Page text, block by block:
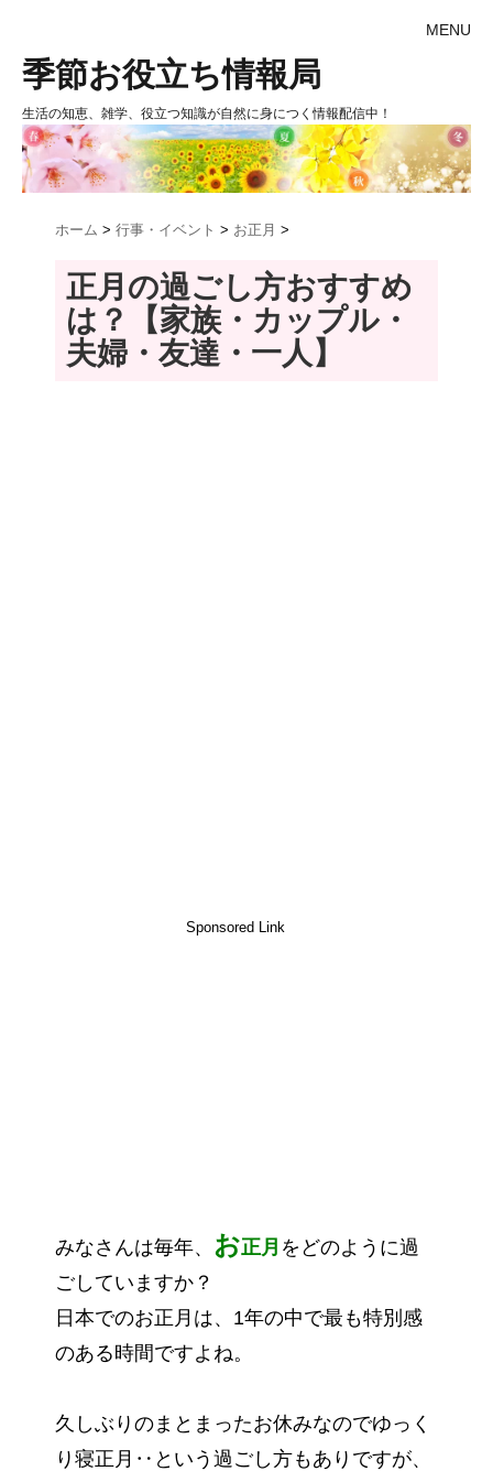
MENU
季節お役立ち情報局
生活の知恵、雑学、役立つ知識が自然に身につく情報配信中！
ホーム > 行事・イベント > お正月 >
正月の過ごし方おすすめ
は？【家族・カップル・
夫婦・友達・一人】
Sponsored Link
みなさんは毎年、 お正月 をどのように過
ごしていますか？
日本でのお正月は、1年の中で最も特別感
のある時間ですよね。
久しぶりのまとまったお休みなのでゆっく
り寝正月‥という過ごし方もありですが、